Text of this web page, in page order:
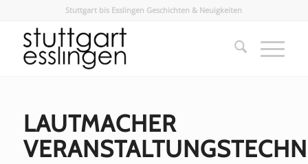
Stuttgart bis Esslingen Geschichten & Neuigkeiten
LAUTMACHER